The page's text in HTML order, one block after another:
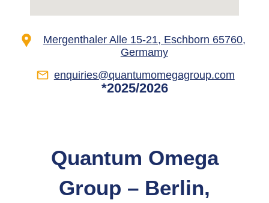
Mergenthaler Alle 15-21, Eschborn 65760,
Germamy
enquiries@quantumomegagroup.com
*2025/2026
Quantum Omega
Group – Berlin,